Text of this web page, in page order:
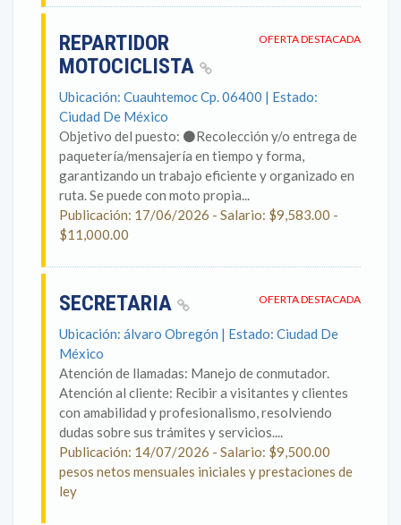
OFERTA DESTACADA
REPARTIDOR
MOTOCICLISTA
Ubicación: Cuauhtemoc Cp. 06400 | Estado:
Ciudad De México
Objetivo del puesto: ⚫Recolección y/o entrega de
paquetería/mensajería en tiempo y forma,
garantizando un trabajo eficiente y organizado en
ruta. Se puede con moto propia...
Publicación: 17/06/2026 - Salario: $9,583.00 -
$11,000.00
OFERTA DESTACADA
SECRETARIA
Ubicación: álvaro Obregón | Estado: Ciudad De
México
Atención de llamadas: Manejo de conmutador.
Atención al cliente: Recibir a visitantes y clientes
con amabilidad y profesionalismo, resolviendo
dudas sobre sus trámites y servicios....
Publicación: 14/07/2026 - Salario: $9,500.00
pesos netos mensuales iniciales y prestaciones de
ley